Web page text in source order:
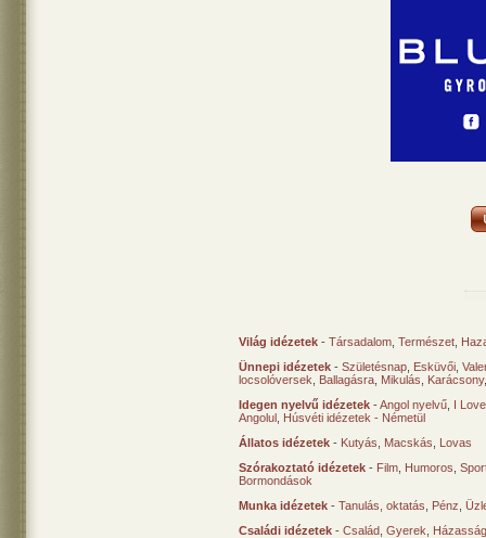
Világ idézetek - Társadalom Természet
Ünnepi idézetek - Születésnap Esküvői
locsolóversek
Ballagásra Mikulás Karácsony
Idegen nyelvű idézetek -Angol nyelvű I
Angolul Húsvéti idézetek - Németül
Állatos idézetek - Kutyás Macskás
Lovas
Szórakoztató idézetek - Film Humoros
Bormondások
Munka idézetek - Tanulás, oktatás Pénz
Családi idézetek - Család Gyerek